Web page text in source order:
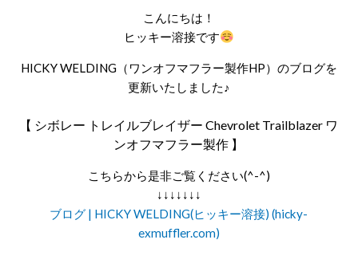
こんにちは！
ヒッキー溶接です
HICKY WELDING（ワンオフマフラー製作HP）のブログを
更新いたしました♪
【 シボレー トレイルブレイザー Chevrolet Trailblazer ワ
ンオフマフラー製作 】
こちらから是非ご覧ください(^-^)
↓↓↓↓↓↓↓
ブログ | HICKY WELDING(ヒッキー溶接) (hicky-
exmuffler.com)